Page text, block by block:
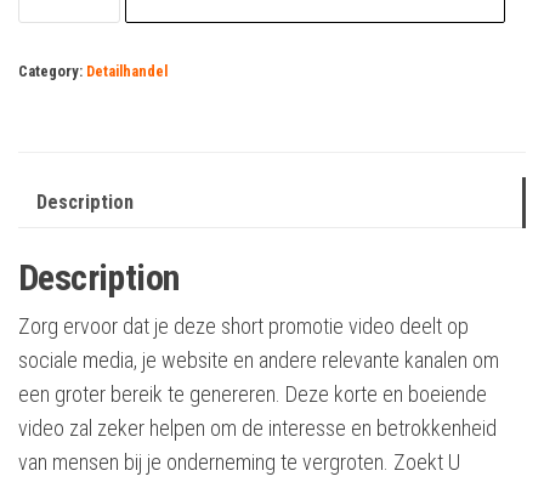
Category: Detailhandel
Description
Description
Zorg ervoor dat je deze short promotie video deelt op
sociale media, je website en andere relevante kanalen om
een groter bereik te genereren. Deze korte en boeiende
video zal zeker helpen om de interesse en betrokkenheid
van mensen bij je onderneming te vergroten. Zoekt U